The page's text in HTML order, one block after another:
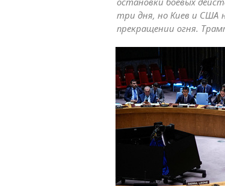
три дня, но Киев и США
прекращении огня.